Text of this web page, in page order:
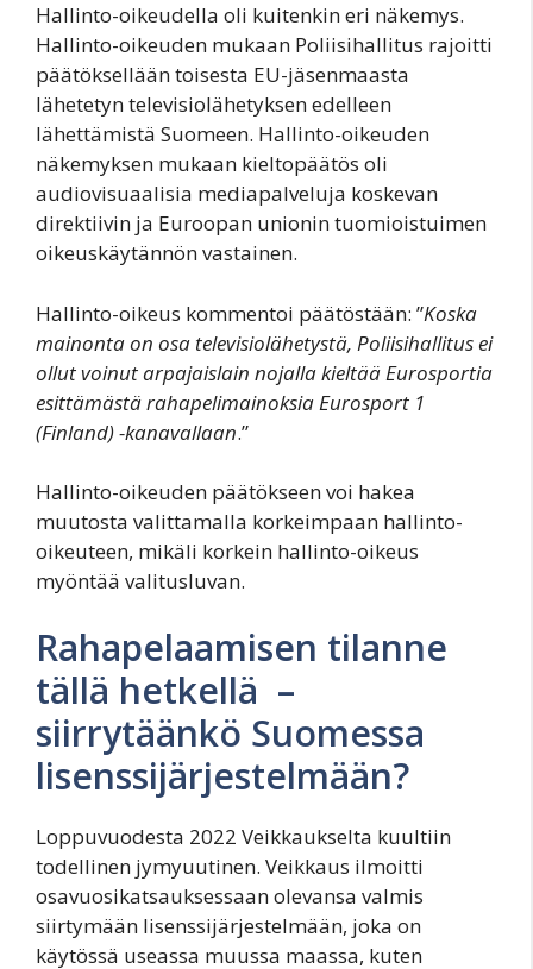
Hallinto-oikeudella oli kuitenkin eri näkemys.
Hallinto-oikeuden mukaan Poliisihallitus rajoitti
päätöksellään toisesta EU-jäsenmaasta
lähetetyn televisiolähetyksen edelleen
lähettämistä Suomeen. Hallinto-oikeuden
näkemyksen mukaan kieltopäätös oli
audiovisuaalisia mediapalveluja koskevan
direktiivin ja Euroopan unionin tuomioistuimen
oikeuskäytännön vastainen.
Hallinto-oikeus kommentoi päätöstään: ”Koska
mainonta on osa televisiolähetystä, Poliisihallitus ei
ollut voinut arpajaislain nojalla kieltää Eurosportia
esittämästä rahapelimainoksia Eurosport 1
(Finland) -kanavallaan.”
Hallinto-oikeuden päätökseen voi hakea
muutosta valittamalla korkeimpaan hallinto-
oikeuteen, mikäli korkein hallinto-oikeus
myöntää valitusluvan.
Rahapelaamisen tilanne
tällä hetkellä –
siirrytäänkö Suomessa
lisenssijärjestelmään?
Loppuvuodesta 2022 Veikkaukselta kuultiin
todellinen jymyuutinen. Veikkaus ilmoitti
osavuosikatsauksessaan olevansa valmis
siirtymään lisenssijärjestelmään, joka on
käytössä useassa muussa maassa, kuten